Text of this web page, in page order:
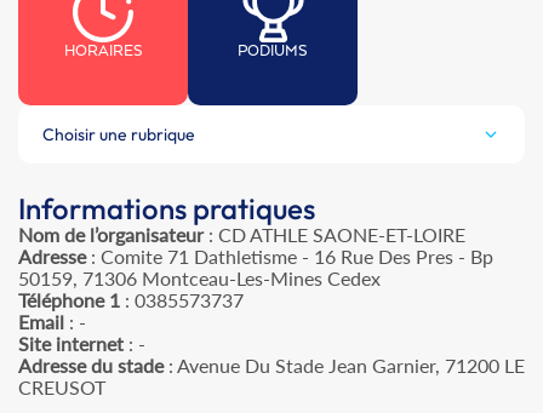
HORAIRES PODIUMS
Choisir une rubrique
Informations pratiques
Nom de l’organisateur: CD ATHLE SAONE-ET-LOIRE
Adresse: Comite 71 Dathletisme - 16 Rue Des Pres - Bp
50159, 71306 Montceau-Les-Mines Cedex
Téléphone 1 : 0385573737
Email : -
Site internet : -
Adresse du stade: Avenue Du Stade Jean Garnier, 71200 LE
CREUSOT